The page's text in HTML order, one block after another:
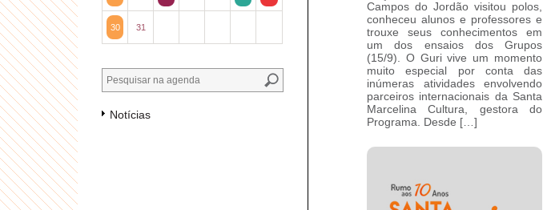
Campos do Jordão visitou polos,
conheceu alunos e professores e
trouxe seus conhecimentos em
um dos ensaios dos Grupos
(15/9). O Guri vive um momento
muito especial por conta das
inúmeras atividades envolvendo
parceiros internacionais da Santa
Marcelina Cultura, gestora do
Programa. Desde […]
30 31
Notícias